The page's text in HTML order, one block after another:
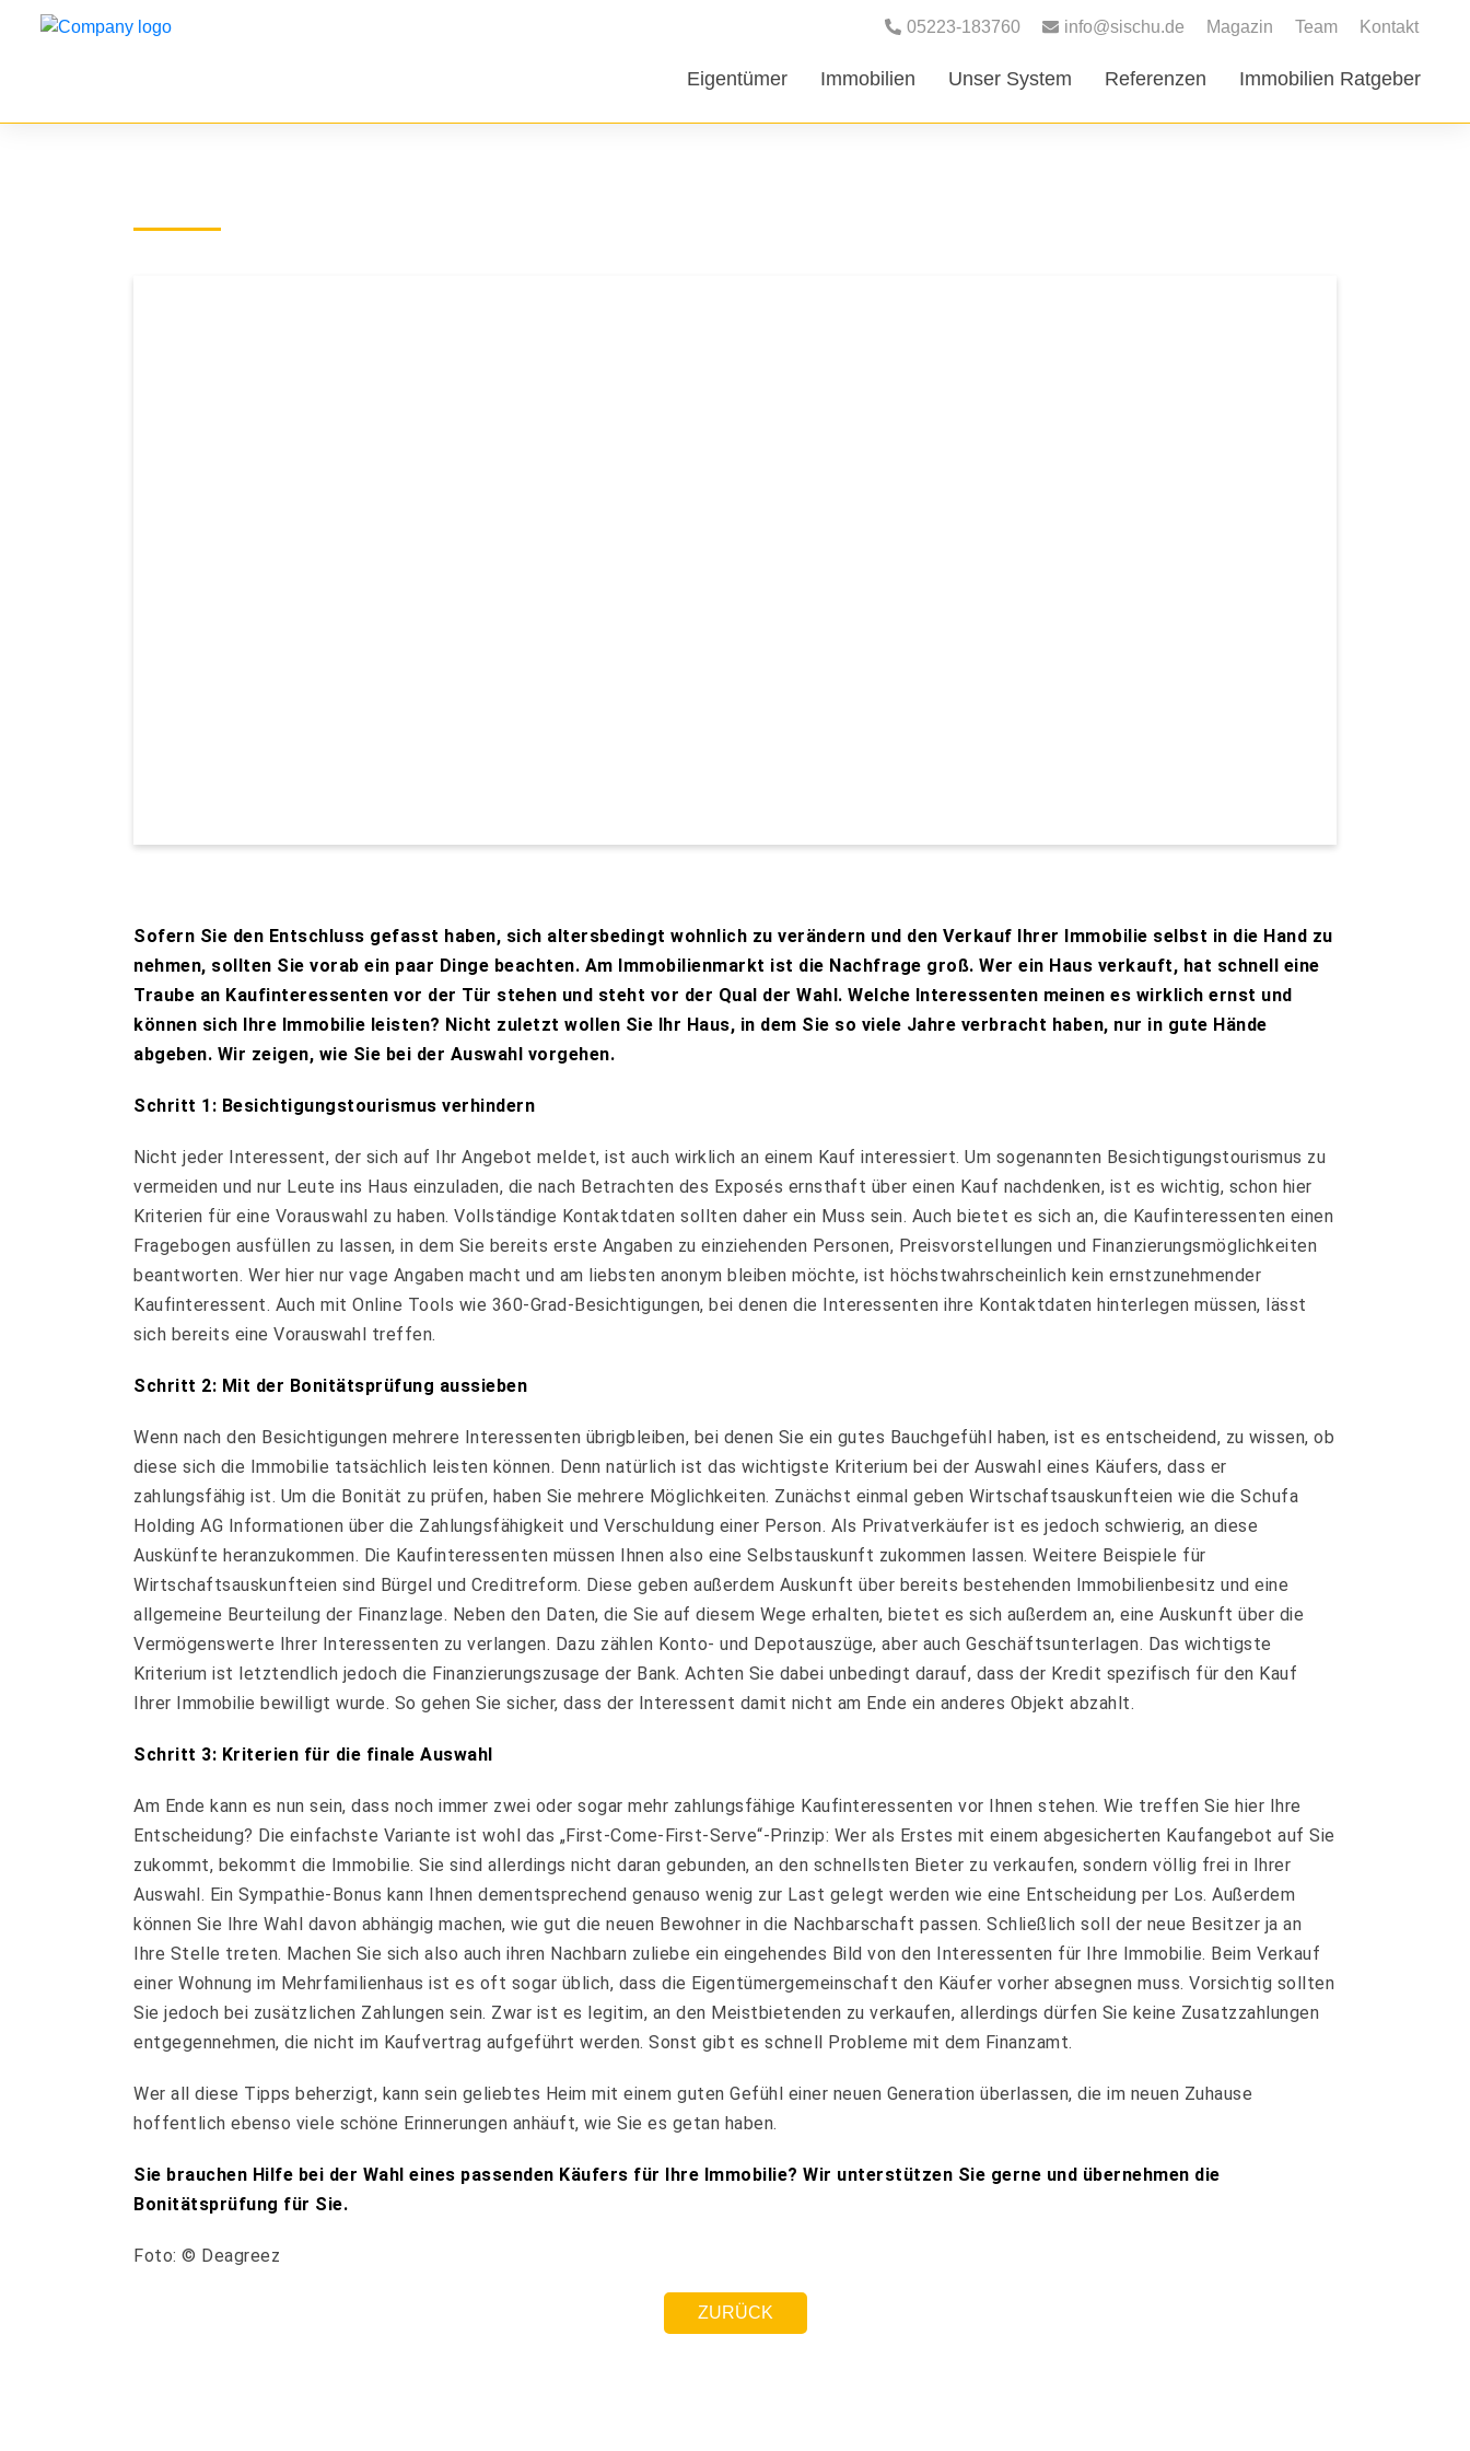
05223-183760 info@sischu.de Magazin Team Kontakt
Eigentümer Immobilien Unser System Referenzen Immobilien Ratgeber
Sofern Sie den Entschluss gefasst haben, sich altersbedingt wohnlich zu verändern und den Verkauf Ihrer Immobilie selbst in die Hand zu
nehmen, sollten Sie vorab ein paar Dinge beachten. Am Immobilienmarkt ist die Nachfrage groß. Wer ein Haus verkauft, hat schnell eine
Traube an Kaufinteressenten vor der Tür stehen und steht vor der Qual der Wahl. Welche Interessenten meinen es wirklich ernst und
können sich Ihre Immobilie leisten? Nicht zuletzt wollen Sie Ihr Haus, in dem Sie so viele Jahre verbracht haben, nur in gute Hände
abgeben. Wir zeigen, wie Sie bei der Auswahl vorgehen.
Schritt 1: Besichtigungstourismus verhindern
Nicht jeder Interessent, der sich auf Ihr Angebot meldet, ist auch wirklich an einem Kauf interessiert. Um sogenannten Besichtigungstourismus zu
vermeiden und nur Leute ins Haus einzuladen, die nach Betrachten des Exposés ernsthaft über einen Kauf nachdenken, ist es wichtig, schon hier
Kriterien für eine Vorauswahl zu haben. Vollständige Kontaktdaten sollten daher ein Muss sein. Auch bietet es sich an, die Kaufinteressenten einen
Fragebogen ausfüllen zu lassen, in dem Sie bereits erste Angaben zu einziehenden Personen, Preisvorstellungen und Finanzierungsmöglichkeiten
beantworten. Wer hier nur vage Angaben macht und am liebsten anonym bleiben möchte, ist höchstwahrscheinlich kein ernstzunehmender
Kaufinteressent. Auch mit Online Tools wie 360-Grad-Besichtigungen, bei denen die Interessenten ihre Kontaktdaten hinterlegen müssen, lässt
sich bereits eine Vorauswahl treffen.
Schritt 2: Mit der Bonitätsprüfung aussieben
Wenn nach den Besichtigungen mehrere Interessenten übrigbleiben, bei denen Sie ein gutes Bauchgefühl haben, ist es entscheidend, zu wissen, ob
diese sich die Immobilie tatsächlich leisten können. Denn natürlich ist das wichtigste Kriterium bei der Auswahl eines Käufers, dass er
zahlungsfähig ist. Um die Bonität zu prüfen, haben Sie mehrere Möglichkeiten. Zunächst einmal geben Wirtschaftsauskunfteien wie die Schufa
Holding AG Informationen über die Zahlungsfähigkeit und Verschuldung einer Person. Als Privatverkäufer ist es jedoch schwierig, an diese
Auskünfte heranzukommen. Die Kaufinteressenten müssen Ihnen also eine Selbstauskunft zukommen lassen. Weitere Beispiele für
Wirtschaftsauskunfteien sind Bürgel und Creditreform. Diese geben außerdem Auskunft über bereits bestehenden Immobilienbesitz und eine
allgemeine Beurteilung der Finanzlage. Neben den Daten, die Sie auf diesem Wege erhalten, bietet es sich außerdem an, eine Auskunft über die
Vermögenswerte Ihrer Interessenten zu verlangen. Dazu zählen Konto- und Depotauszüge, aber auch Geschäftsunterlagen. Das wichtigste
Kriterium ist letztendlich jedoch die Finanzierungszusage der Bank. Achten Sie dabei unbedingt darauf, dass der Kredit spezifisch für den Kauf
Ihrer Immobilie bewilligt wurde. So gehen Sie sicher, dass der Interessent damit nicht am Ende ein anderes Objekt abzahlt.
Schritt 3: Kriterien für die finale Auswahl
Am Ende kann es nun sein, dass noch immer zwei oder sogar mehr zahlungsfähige Kaufinteressenten vor Ihnen stehen. Wie treffen Sie hier Ihre
Entscheidung? Die einfachste Variante ist wohl das „First-Come-First-Serve“-Prinzip: Wer als Erstes mit einem abgesicherten Kaufangebot auf Sie
zukommt, bekommt die Immobilie. Sie sind allerdings nicht daran gebunden, an den schnellsten Bieter zu verkaufen, sondern völlig frei in Ihrer
Auswahl. Ein Sympathie-Bonus kann Ihnen dementsprechend genauso wenig zur Last gelegt werden wie eine Entscheidung per Los. Außerdem
können Sie Ihre Wahl davon abhängig machen, wie gut die neuen Bewohner in die Nachbarschaft passen. Schließlich soll der neue Besitzer ja an
Ihre Stelle treten. Machen Sie sich also auch ihren Nachbarn zuliebe ein eingehendes Bild von den Interessenten für Ihre Immobilie. Beim Verkauf
einer Wohnung im Mehrfamilienhaus ist es oft sogar üblich, dass die Eigentümergemeinschaft den Käufer vorher absegnen muss. Vorsichtig sollten
Sie jedoch bei zusätzlichen Zahlungen sein. Zwar ist es legitim, an den Meistbietenden zu verkaufen, allerdings dürfen Sie keine Zusatzzahlungen
entgegennehmen, die nicht im Kaufvertrag aufgeführt werden. Sonst gibt es schnell Probleme mit dem Finanzamt.
Wer all diese Tipps beherzigt, kann sein geliebtes Heim mit einem guten Gefühl einer neuen Generation überlassen, die im neuen Zuhause
hoffentlich ebenso viele schöne Erinnerungen anhäuft, wie Sie es getan haben.
Sie brauchen Hilfe bei der Wahl eines passenden Käufers für Ihre Immobilie? Wir unterstützen Sie gerne und übernehmen die
Bonitätsprüfung für Sie.
Foto: © Deagreez
ZURÜCK